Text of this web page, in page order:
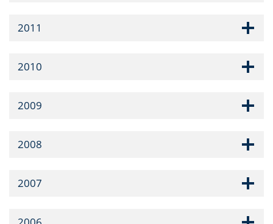
2011
2010
2009
2008
2007